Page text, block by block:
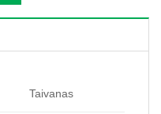
Taivanas